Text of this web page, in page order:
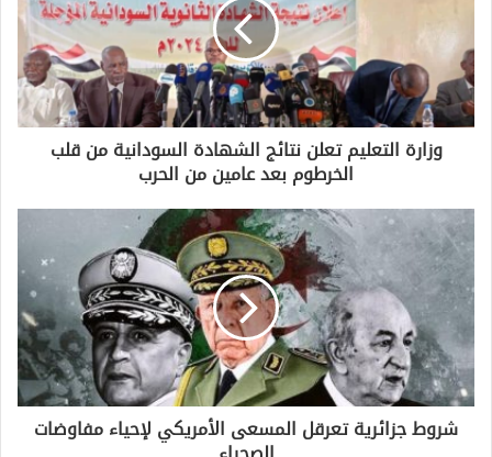
وزارة التعليم تعلن نتائج الشهادة السودانية من قلب
الخرطوم بعد عامين من الحرب
شروط جزائرية تعرقل المسعى الأمريكي لإحياء مفاوضات